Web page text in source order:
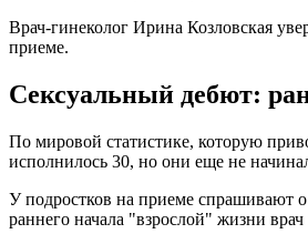
Врач-гинеколог Ирина Козловская
приеме.
Сексуальный дебют:
По мировой статистике, которую
исполнилось 30, но они еще не
У подростков на приеме спрашивают
раннего начала "взрослой" жизни